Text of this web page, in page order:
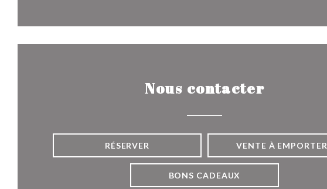
Nous contacter
RÉSERVER VENTE À EMPORTER
BONS CADEAUX